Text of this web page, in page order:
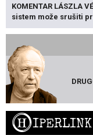
KOMENTAR LÁSZLA
sistem može srušiti
HIPERLINK